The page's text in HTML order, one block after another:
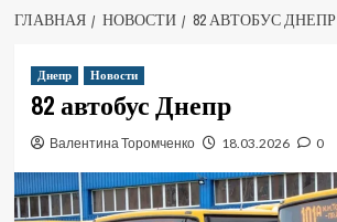
ГЛАВНАЯ НОВОСТИ 82 АВТОБУС ДНЕПР
Днепр Новости
82 автобус Днепр
Валентина Торомченко 18.03.2026 0